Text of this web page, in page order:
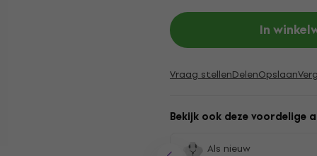
In
Vraag stellenDelenOpslaan
Bekijk ook deze voordelige
Als nieuw